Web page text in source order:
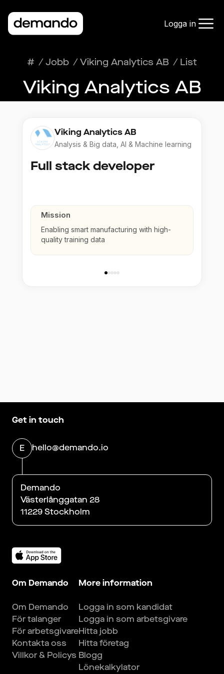
Logga in
# /Jobb /Viking Analytics AB / List
Viking Analytics AB
Viking Analytics AB
Analysis & Big data, AI & Machine learning
Full stack developer
Mission
Enabling smart manufacturing with high-
quality training data
Get in touch
E hello@demando.io
Demando
Västerlånggatan 28
11229 Stockholm
Om Demando
Om Demando
För talanger
För arbetsgivare
Kontakta oss
Villkor & Policys
More information
Logga in som kandidat
Logga in som arbetsgivare
Hitta jobb
Hitta företag
Blogg
Lönekalkylator